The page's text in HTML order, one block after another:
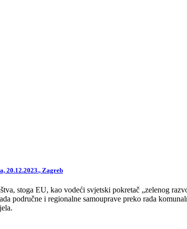
20.12.2023., Zagreb
stoga EU, kao vodeći svjetski pokretač „zelenog
područne i regionalne samouprave preko rada